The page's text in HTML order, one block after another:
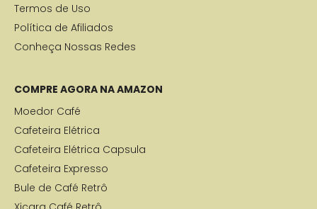
Termos de Uso
Política de Afiliados
Conheça Nossas Redes
COMPRE AGORA NA AMAZON
Moedor Café
Cafeteira Elétrica
Cafeteira Elétrica Capsula
Cafeteira Expresso
Bule de Café Retrô